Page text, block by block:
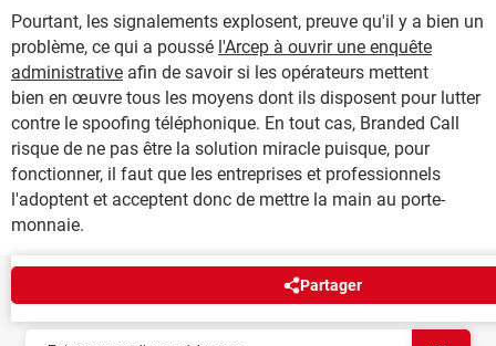
Pourtant, les signalements explosent, preuve qu'il y a bien un
problème, ce qui a poussé l'Arcep à ouvrir une enquête
administrative afin de savoir si les opérateurs mettent
bien en œuvre tous les moyens dont ils disposent pour lutter
contre le spoofing téléphonique. En tout cas, Branded Call
risque de ne pas être la solution miracle puisque, pour
fonctionner, il faut que les entreprises et professionnels
l'adoptent et acceptent donc de mettre la main au porte-
monnaie.
Partager
NEWSLETTER